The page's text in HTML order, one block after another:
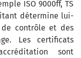
ISO 9000ff, TS
détermine lui-
contrôle et des
Les certificats
sont